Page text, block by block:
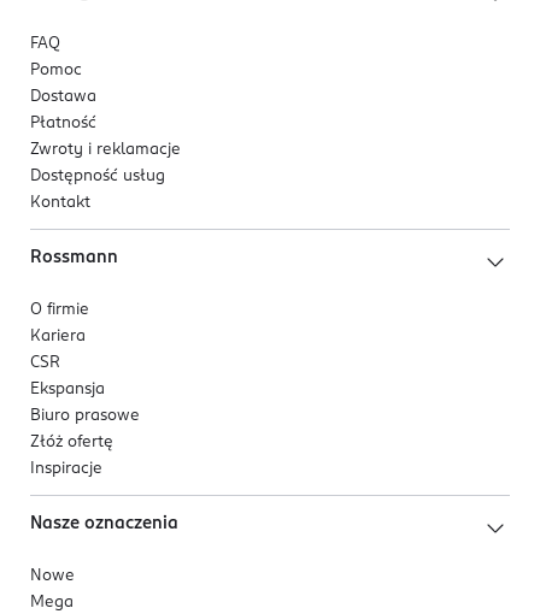
FAQ
Pomoc
Dostawa
Płatność
Zwroty i reklamacje
Dostępność usług
Kontakt
Rossmann
O firmie
Kariera
CSR
Ekspansja
Biuro prasowe
Złóż ofertę
Inspiracje
Nasze oznaczenia
Nowe
Mega